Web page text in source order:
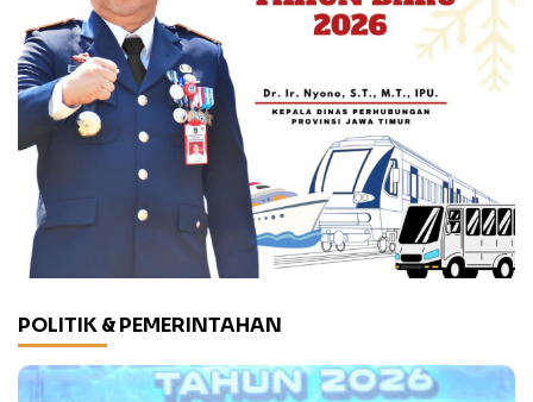
POLITIK & PEMERINTAHAN